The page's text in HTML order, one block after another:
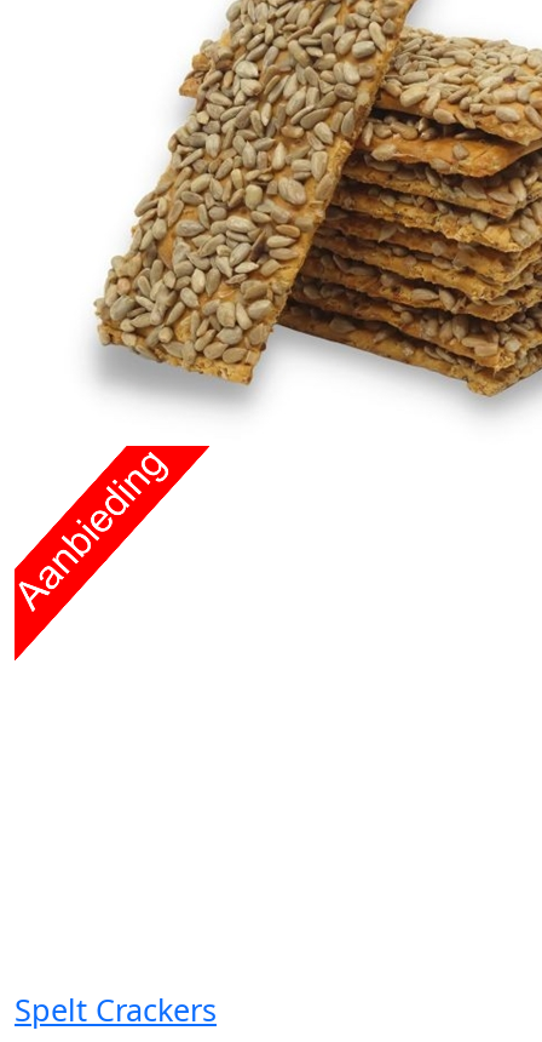
Spelt Crackers